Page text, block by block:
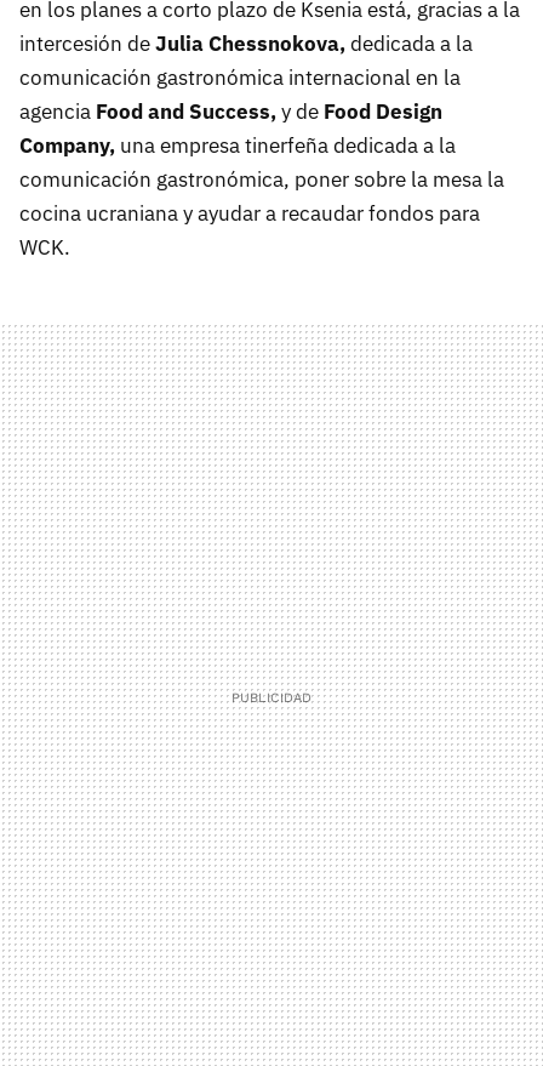
en los planes a corto plazo de Ksenia está, gracias a la
intercesión deJulia Chessnokova,dedicada a la
comunicación gastronómica internacional en la
agencia Food and Success,y de Food Design
Company, una empresa tinerfeña dedicada a la
comunicación gastronómica, poner sobre la mesa la
cocina ucraniana y ayudar a recaudar fondos para
WCK.